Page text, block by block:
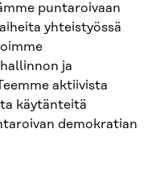
puntaroivaan
yhteistyössä
ja
aktiivista
käytänteitä
demokratian